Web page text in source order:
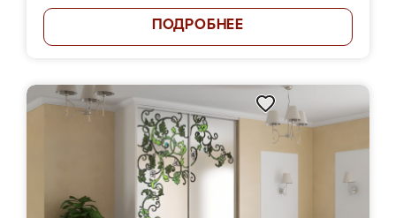
ПОДРОБНЕЕ